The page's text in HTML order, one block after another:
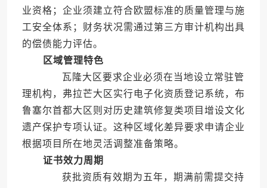
业资格；企业须建立符合欧盟标准的质量管理与施
工安全体系；财务状况需通过第三方审计机构出具
的偿债能力评估。
区域管理特色
瓦隆大区要求企业必须在当地设立常驻管
理机构，弗拉芒大区实行电子化资质登记系统，布
鲁塞尔首都大区则对历史建筑修复类项目增设文化
遗产保护专项认证。这种区域化差异要求申请企业
根据项目所在地灵活调整准备策略。
证书效力周期
获批资质有效期为五年，期满前需提交持